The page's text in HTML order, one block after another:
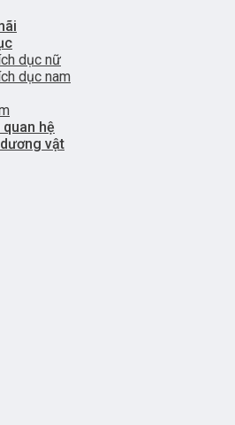
dục nữ
dục nam
hệ
vật